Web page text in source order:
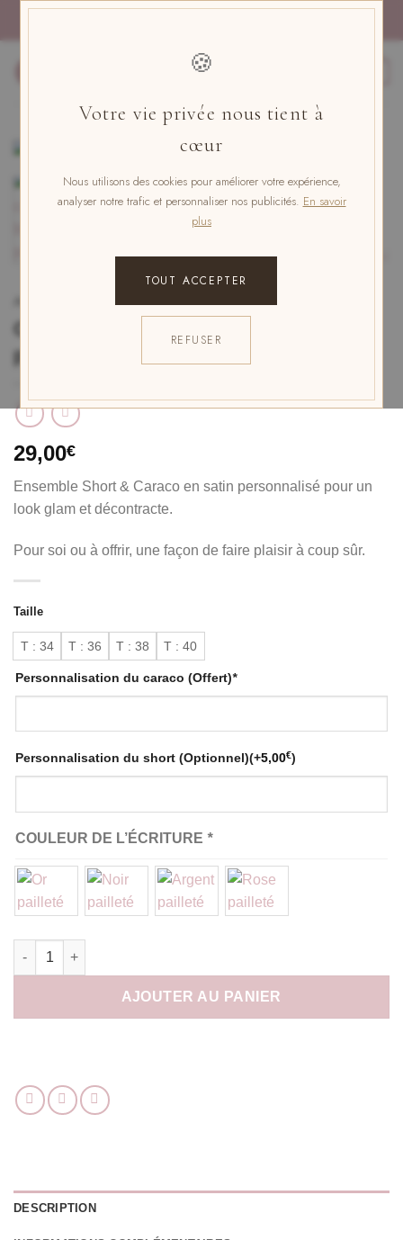
🍪
Votre vie privée nous tient à
cœur
Nous utilisons des cookies pour améliorer votre expérience,
analyser notre trafic et personnaliser nos publicités. En savoir
plus
TOUT ACCEPTER
REFUSER
PYJAMA PERSONNALISÉ / PYJAMA SHORT
Caraco short blanc dentelle
personnalisé
29,00€
Ensemble Short & Caraco en satin personnalisé pour un
look glam et décontracte.
Pour soi ou à offrir, une façon de faire plaisir à coup sûr.
Taille
T : 34 T : 36 T : 38 T : 40
Personnalisation du caraco (Offert)*
Personnalisation du short (Optionnel)(+5,00€)
COULEUR DE L’ÉCRITURE *
quantité de Caraco short blanc dentelle personnalisé
AJOUTER AU PANIER
DESCRIPTION